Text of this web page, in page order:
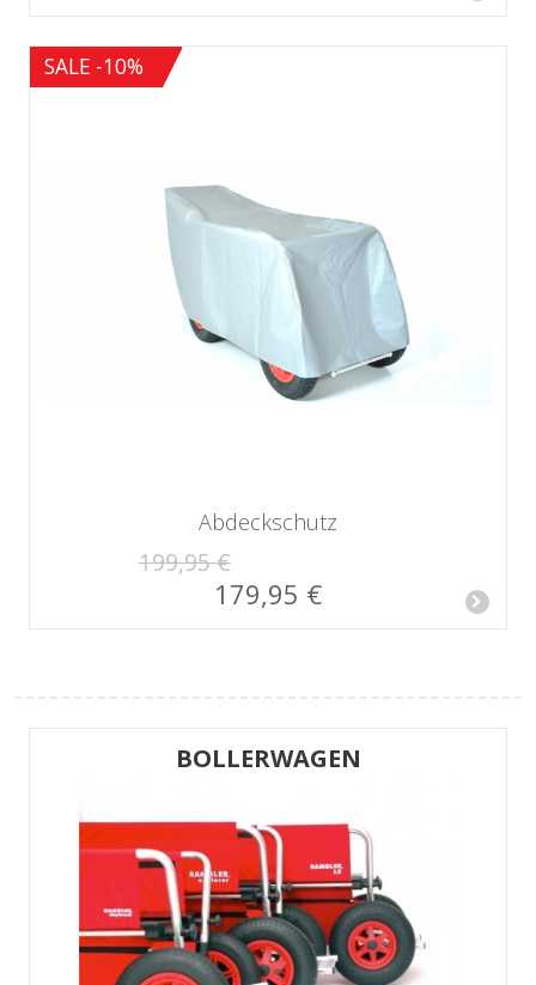
SALE -10%
Abdeckschutz
199,95 €
179,95 €
BOLLERWAGEN